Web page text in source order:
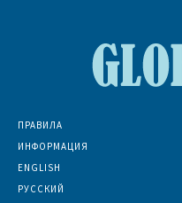
ПРАВИЛА
ИНФОРМАЦИЯ
ENGLISH
РУССКИЙ